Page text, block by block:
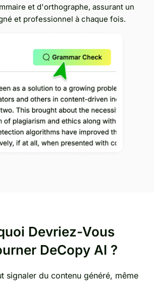
et d'orthographe, assurant un
et professionnel à chaque fois.
Devriez-Vous
DeCopy AI ?
signaler du contenu généré, même